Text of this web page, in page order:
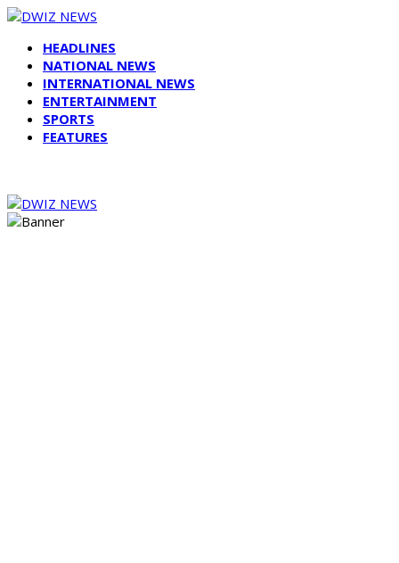
HEADLINES
NATIONAL NEWS
INTERNATIONAL NEWS
ENTERTAINMENT
SPORTS
FEATURES